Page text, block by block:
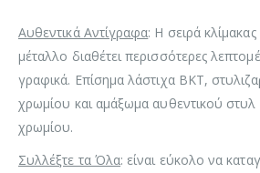
Αυθεντικά Αντίγραφα: Η σειρά
μέταλλο διαθέτει περισσότερες
γραφικά. Επίσημα λάστιχα BKT,
χρωμίου και αμάξωμα αυθεντικού στυλ
χρωμίου.
Συλλέξτε τα Όλα: είναι εύκολο να